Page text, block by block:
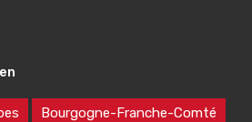
Bourgogne-Franche-Comté